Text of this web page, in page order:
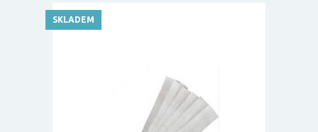
SKLADEM